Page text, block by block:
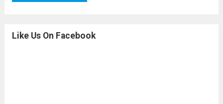
Like Us On Facebook